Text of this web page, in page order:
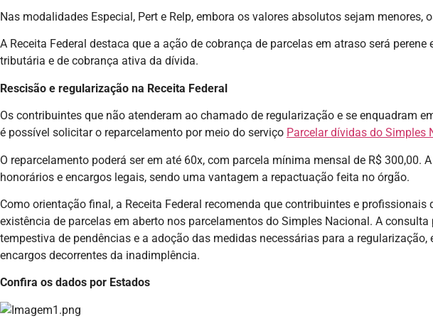
Nas modalidades Especial, Pert e Relp, embora os valores absolutos sejam
A Receita Federal destaca que a ação de cobrança de parcelas em atraso será
tributária e de cobrança ativa da dívida.
Rescisão e regularização na Receita Federal
Os contribuintes que não atenderam ao chamado de regularização e se enquadram
é possível solicitar o reparcelamento por meio do serviço Parcelar dívidas do Simples
O reparcelamento poderá ser em até 60x, com parcela mínima mensal de R$
honorários e encargos legais, sendo uma vantagem a repactuação feita no órgão.
Como orientação final, a Receita Federal recomenda que contribuintes e
existência de parcelas em aberto nos parcelamentos do Simples Nacional. A
tempestiva de pendências e a adoção das medidas necessárias para a
encargos decorrentes da inadimplência.
Confira os dados por Estados